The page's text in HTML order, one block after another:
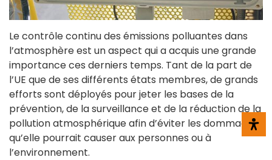
Le contrôle continu des émissions polluantes dans
l’atmosphère est un aspect qui a acquis une grande
importance ces derniers temps. Tant de la part de
l’UE que de ses différents états membres, de grands
efforts sont déployés pour jeter les bases de la
prévention, de la surveillance et de la réduction de la
pollution atmosphérique afin d’éviter les dommages
qu’elle pourrait causer aux personnes ou à
l’environnement.